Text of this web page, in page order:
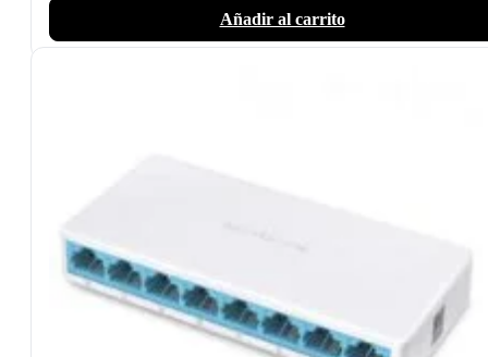
Añadir al carrito